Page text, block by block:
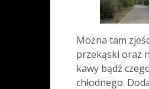
Można tam
przekąski oraz
kawy bądź
chłodnego.